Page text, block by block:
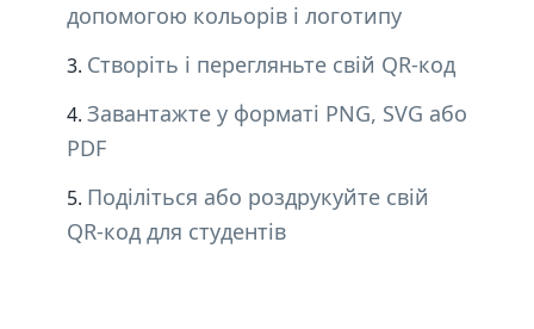
допомогою кольорів і логотипу
Створіть і перегляньте свій QR-код
Завантажте у форматі PNG, SVG або
PDF
Поділіться або роздрукуйте свій
QR-код для студентів